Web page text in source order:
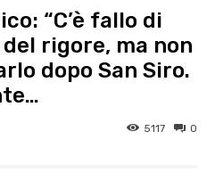
“C’è fallo di
rigore, ma non
dopo San Siro.
0
5117